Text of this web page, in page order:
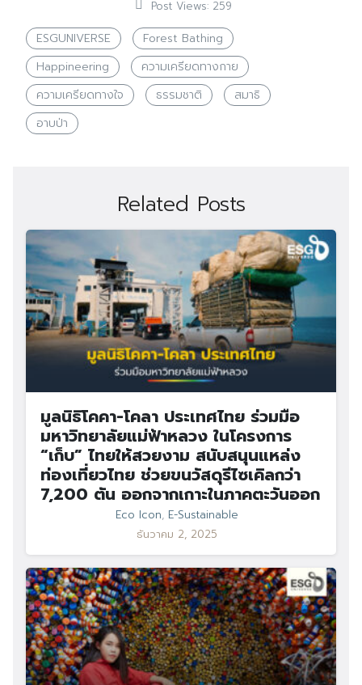
Post Views: 259
ESGUNIVERSE
Forest Bathing
Happineering
ความเครียดทางกาย
ความเครียดทางใจ
ธรรมชาติ
สมาธิ
อาบป่า
Related Posts
มูลนิธิโคคา-โคลา ประเทศไทย ร่วมมือ
มหาวิทยาลัยแม่ฟ้าหลวง ในโครงการ
“เก็บ” ไทยให้สวยงาม สนับสนุนแหล่ง
ท่องเที่ยวไทย ช่วยขนวัสดุรีไซเคิลกว่า
7,200 ตัน ออกจากเกาะในภาคตะวันออก
Eco Icon, E-Sustainable
ธันวาคม 2, 2025